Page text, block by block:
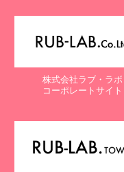
株式会社ラブ・ラボ
コーポレートサイト